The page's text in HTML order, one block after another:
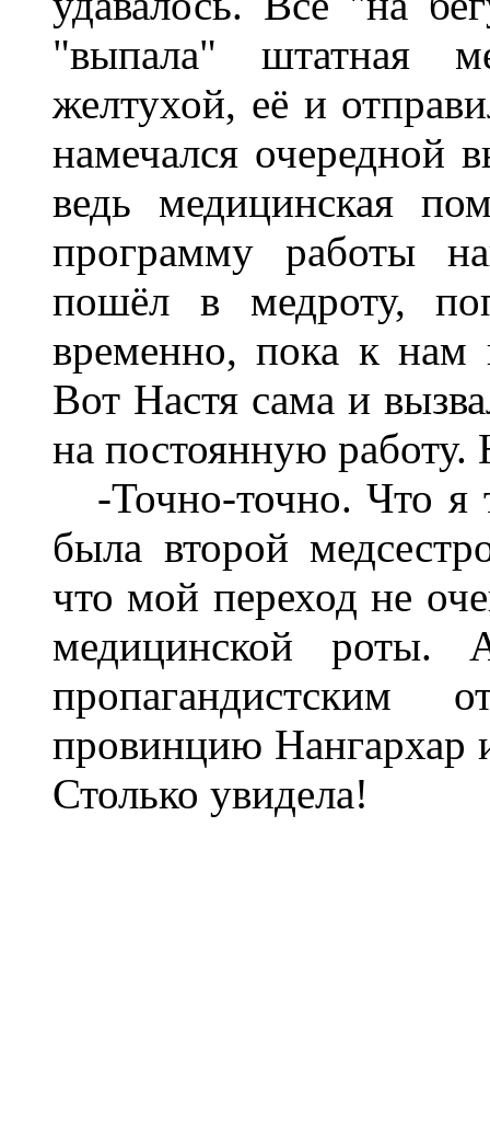
"выпала" штатная
желтухой, её и
намечался очередной
ведь медицинская
программу работы
пошёл в медроту,
временно, пока к нам
Вот Настя сама и
на постоянную работу.
-Точно-точно. Что я
была второй
что мой переход не
медицинской роты.
провинцию Нангархар
Столько увидела!